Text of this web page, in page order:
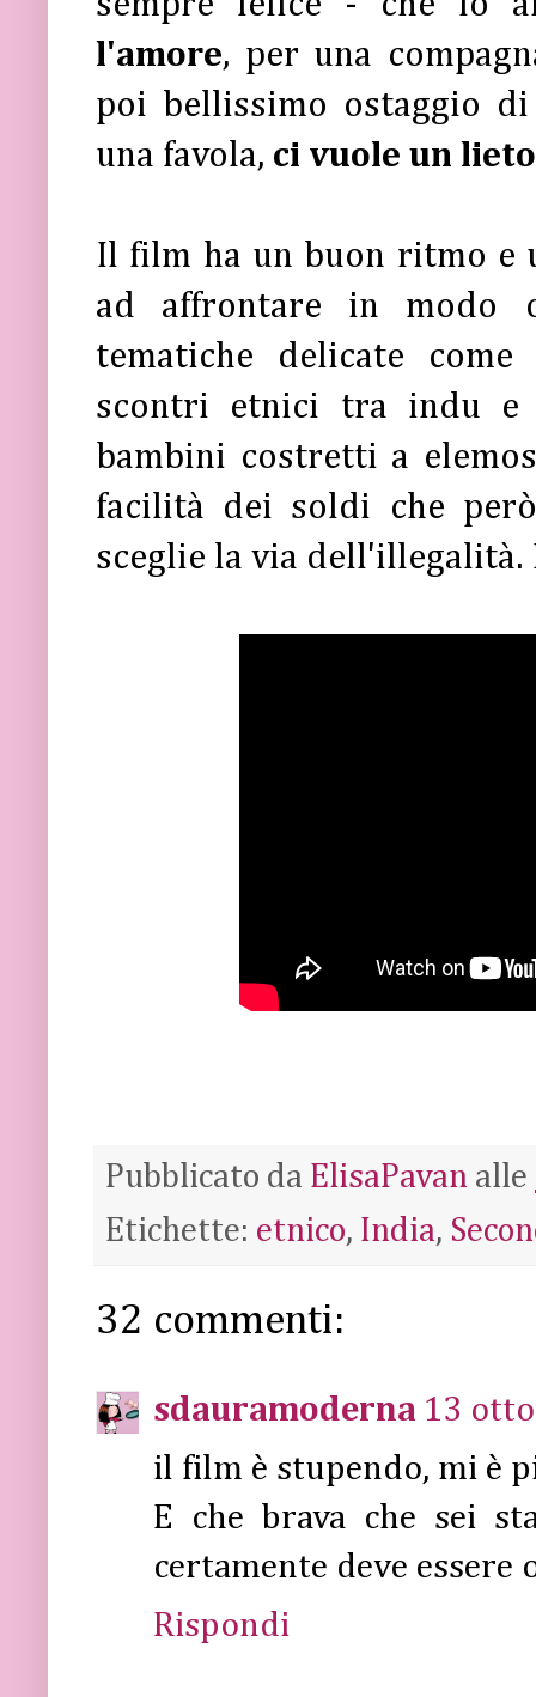
l'amore, per una
poi bellissimo ostaggio
una favola, ci vuole un
Il film ha un buon ritmo e
ad affrontare in modo
tematiche delicate
scontri etnici tra indu e
bambini costretti a
facilità dei soldi che
sceglie la via
Pubblicato da ElisaPavan alle
Etichette: etnico, India,
32 commenti:
sdauramoderna 13
il film è stupendo, mi è
E che brava che sei
certamente deve essere
Rispondi